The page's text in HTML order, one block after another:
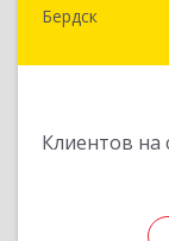
Бердск
Клиентов
633010,